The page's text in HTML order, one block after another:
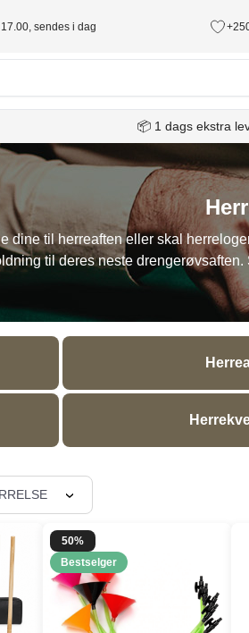
sendes i dag
📦 1 dags ekstra
dine til herreaften eller skal
til deres neste
50%
Bestselger